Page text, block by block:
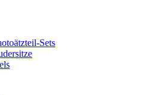
Sets